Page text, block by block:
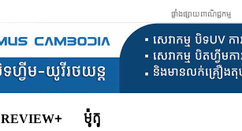
ផ្ទាំងផ្សាយពាណិជ្ជកម្ម
REVIEW+ ម៉ូតូ